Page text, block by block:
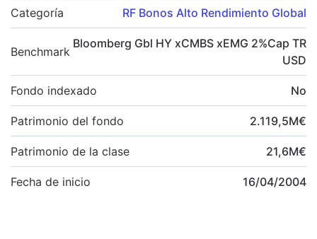
Categoría RF Bonos Alto Rendimiento Global
Benchmark
Bloomberg Gbl HY xCMBS xEMG 2%Cap TR
USD
Fondo indexado No
Patrimonio del fondo 2.119,5M€
Patrimonio de la clase 21,6M€
Fecha de inicio 16/04/2004